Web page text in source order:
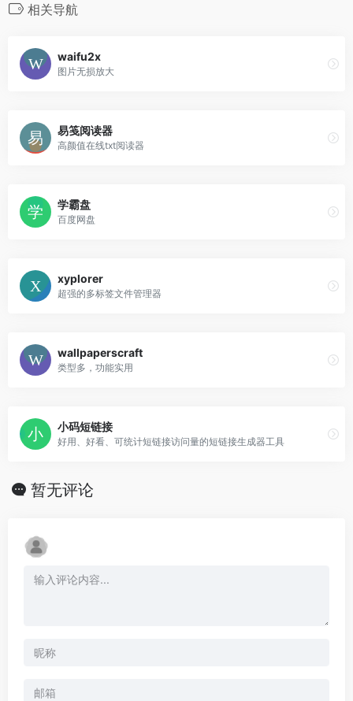
相关导航
waifu2x
图片无损放大
易笺阅读器
高颜值在线txt阅读器
学霸盘
百度网盘
xyplorer
超强的多标签文件管理器
wallpaperscraft
类型多，功能实用
小码短链接
好用、好看、可统计短链接访问量的短链接生成器工具
暂无评论